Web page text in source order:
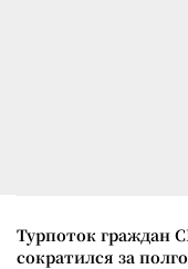
Турпоток граждан
сократился за